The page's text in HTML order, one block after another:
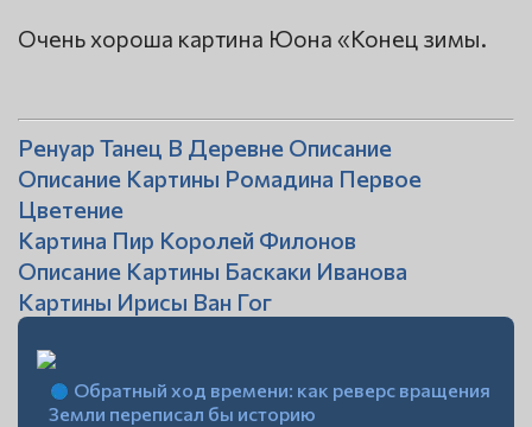
Очень хороша картина Юона «Конец зимы.
Ренуар Танец В Деревне Описание
Описание Картины Ромадина Первое
Цветение
Картина Пир Королей Филонов
Описание Картины Баскаки Иванова
Картины Ирисы Ван Гог
Обратный ход времени: как реверс вращения
Земли переписал бы историю